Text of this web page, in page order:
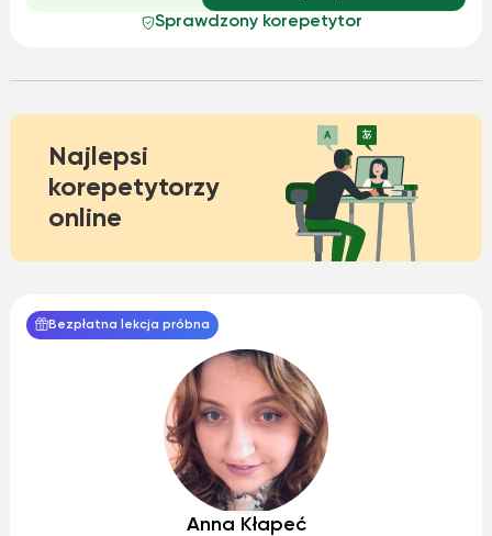
Sprawdzony korepetytor
Najlepsi
korepetytorzy
online
Bezpłatna lekcja próbna
Anna Kłapeć